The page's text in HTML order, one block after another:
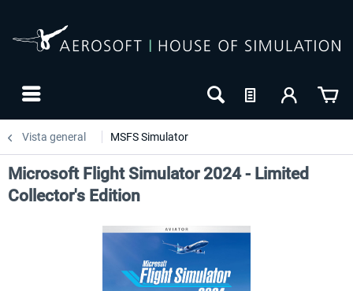
Vista general MSFS Simulator
Microsoft Flight Simulator 2024 - Limited
Collector's Edition